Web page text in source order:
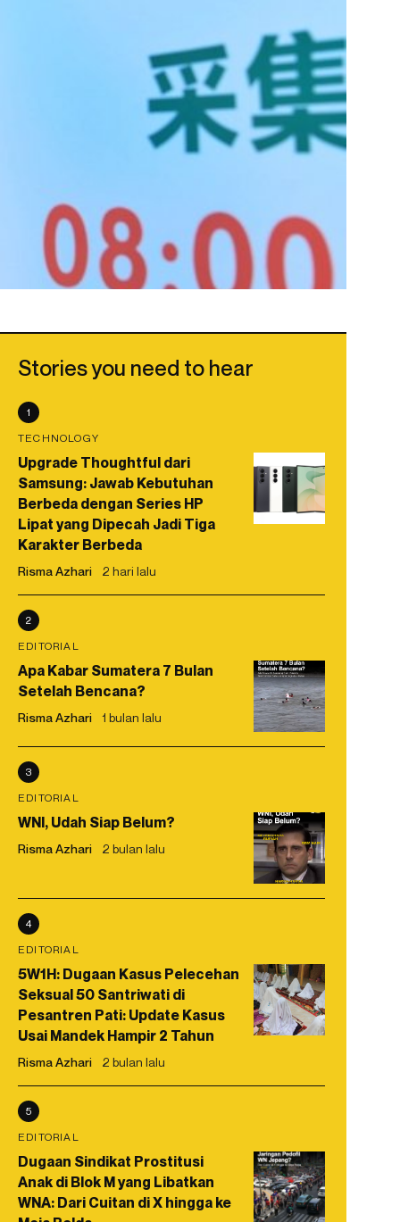
Stories you need to hear
1
TECHNOLOGY
Upgrade Thoughtful dari
Samsung: Jawab Kebutuhan
Berbeda dengan Series HP
Lipat yang Dipecah Jadi Tiga
Karakter Berbeda
Risma Azhari 2 hari lalu
2
EDITORIAL
Apa Kabar Sumatera 7 Bulan
Setelah Bencana?
Risma Azhari 1 bulan lalu
3
EDITORIAL
WNI, Udah Siap Belum?
Risma Azhari 2 bulan lalu
4
EDITORIAL
5W1H: Dugaan Kasus Pelecehan
Seksual 50 Santriwati di
Pesantren Pati: Update Kasus
Usai Mandek Hampir 2 Tahun
Risma Azhari 2 bulan lalu
5
EDITORIAL
Dugaan Sindikat Prostitusi
Anak di Blok M yang Libatkan
WNA: Dari Cuitan di X hingga ke